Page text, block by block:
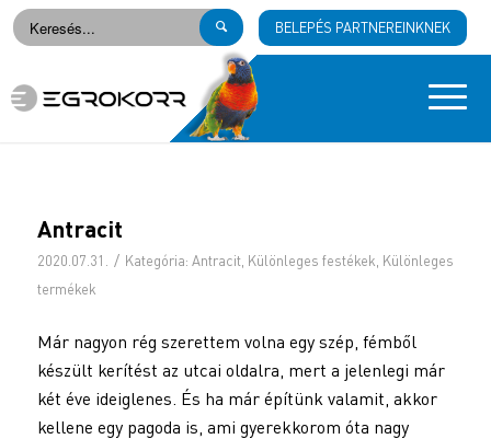
BELEPÉS PARTNEREINKNEK
Antracit
2020.07.31. / Kategória: Antracit, Különleges festékek Különleges
termékek
Már nagyon rég szerettem volna egy szép, fémből
készült kerítést az utcai oldalra, mert a jelenlegi már
két éve ideiglenes. És ha már építünk valamit, akkor
kellene egy pagoda is, ami gyerekkorom óta nagy